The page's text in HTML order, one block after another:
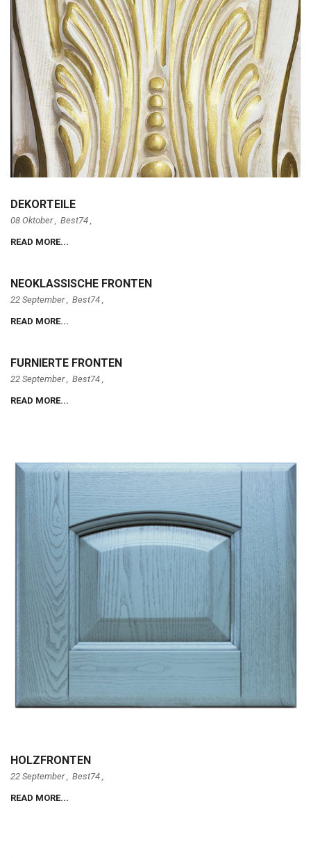
DEKORTEILE
08 Oktober , Best74 ,
READ MORE...
NEOKLASSISCHE FRONTEN
22 September , Best74 ,
READ MORE...
FURNIERTE FRONTEN
22 September , Best74 ,
READ MORE...
HOLZFRONTEN
22 September , Best74 ,
READ MORE...